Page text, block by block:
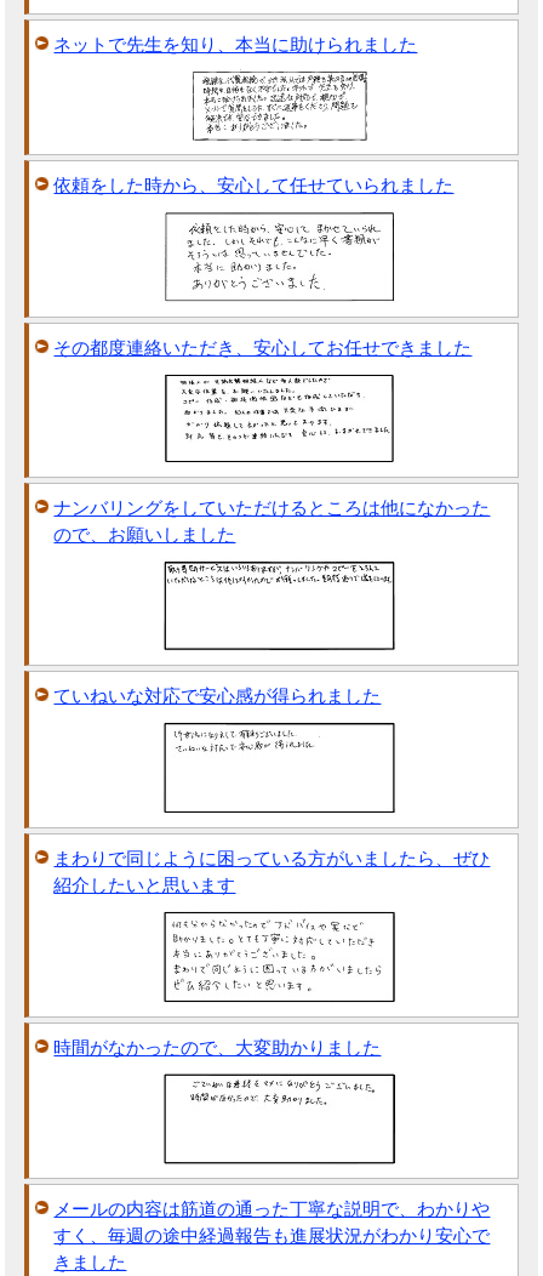
ネットで先生を知り、本当に助けられました
依頼をした時から、安心して任せていられました
その都度連絡いただき、安心してお任せできました
ナンバリングをしていただけるところは他になかった
ので、お願いしました
ていねいな対応で安心感が得られました
まわりで同じように困っている方がいましたら、ぜひ
紹介したいと思います
時間がなかったので、大変助かりました
メールの内容は筋道の通った丁寧な説明で、わかりや
すく、毎週の途中経過報告も進展状況がわかり安心で
きました